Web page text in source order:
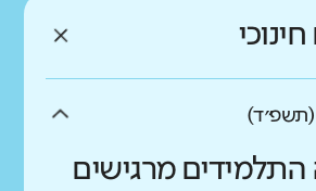
(תשפ״ד)
התלמידים מרגישים